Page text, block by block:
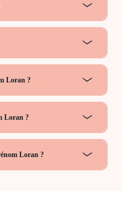
Loran ?
Loran ?
Loran ?